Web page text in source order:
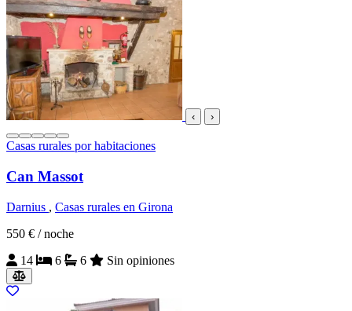
‹ ›
Casas rurales por habitaciones
Can Massot
Darnius , Casas rurales en Girona
550 € / noche
14
6 6 Sin opiniones